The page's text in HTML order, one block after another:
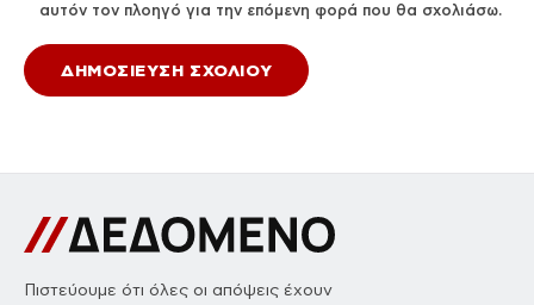
αυτόν τον πλοηγό για την επόμενη φορά που θα σχολιάσω.
Πιστεύουμε ότι όλες οι απόψεις έχουν